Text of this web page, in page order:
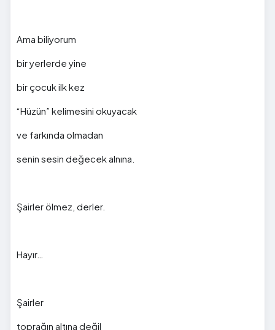
Ama biliyorum
bir yerlerde yine
bir çocuk ilk kez
“Hüzün” kelimesini okuyacak
ve farkında olmadan
senin sesin değecek alnına.
Şairler ölmez, derler.
Hayır…
Şairler
toprağın altına değil